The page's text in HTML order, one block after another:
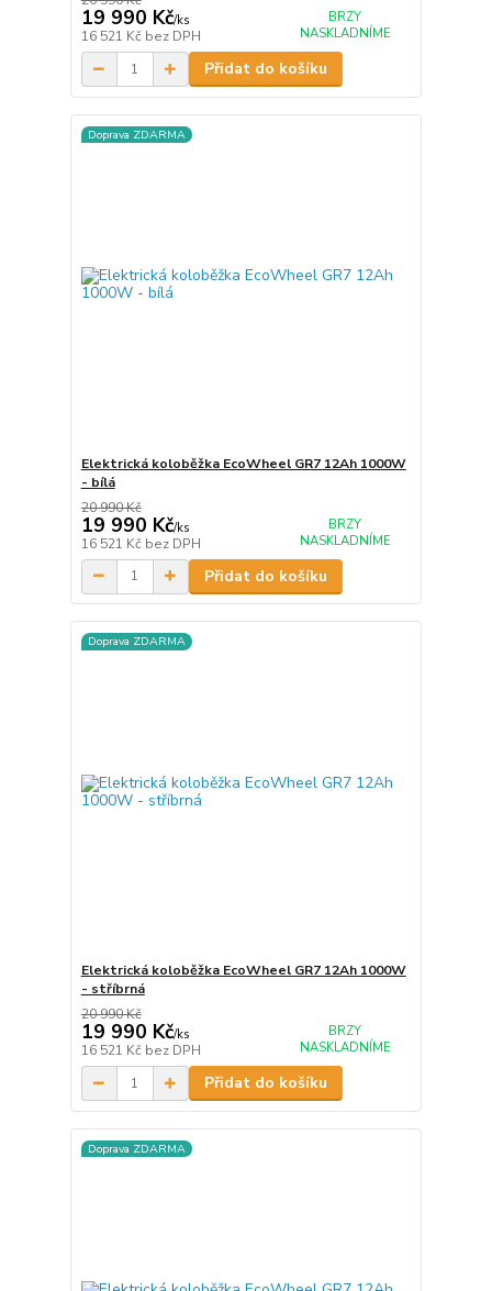
19 990 Kč/ks
16 521 Kč bez DPH
BRZY
NASKLADNÍME
Přidat do košíku
Doprava ZDARMA
Elektrická koloběžka EcoWheel GR7 12Ah 1000W
- bílá
20 990 Kč
19 990 Kč/ks
16 521 Kč bez DPH
BRZY
NASKLADNÍME
Přidat do košíku
Doprava ZDARMA
Elektrická koloběžka EcoWheel GR7 12Ah 1000W
- stříbrná
20 990 Kč
19 990 Kč/ks
16 521 Kč bez DPH
BRZY
NASKLADNÍME
Přidat do košíku
Doprava ZDARMA